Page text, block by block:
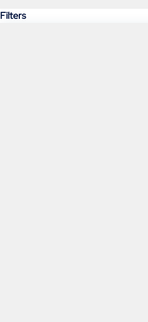
Filters